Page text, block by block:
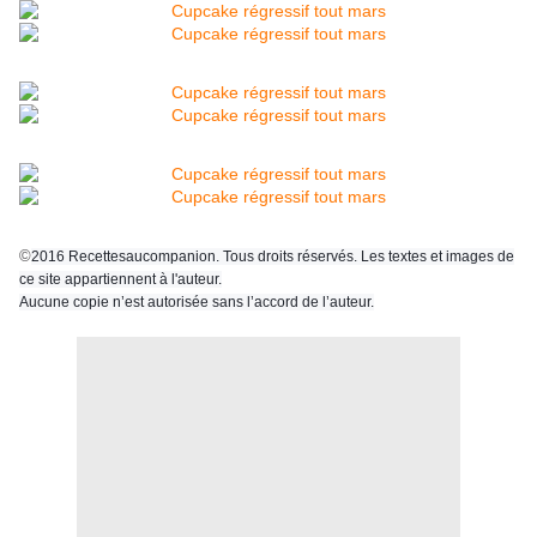
©2016 Recettesaucompanion. Tous droits réservés. Les textes et images de
ce site appartiennent à l'auteur.
Aucune copie n’est autorisée sans l’accord de l’auteur.